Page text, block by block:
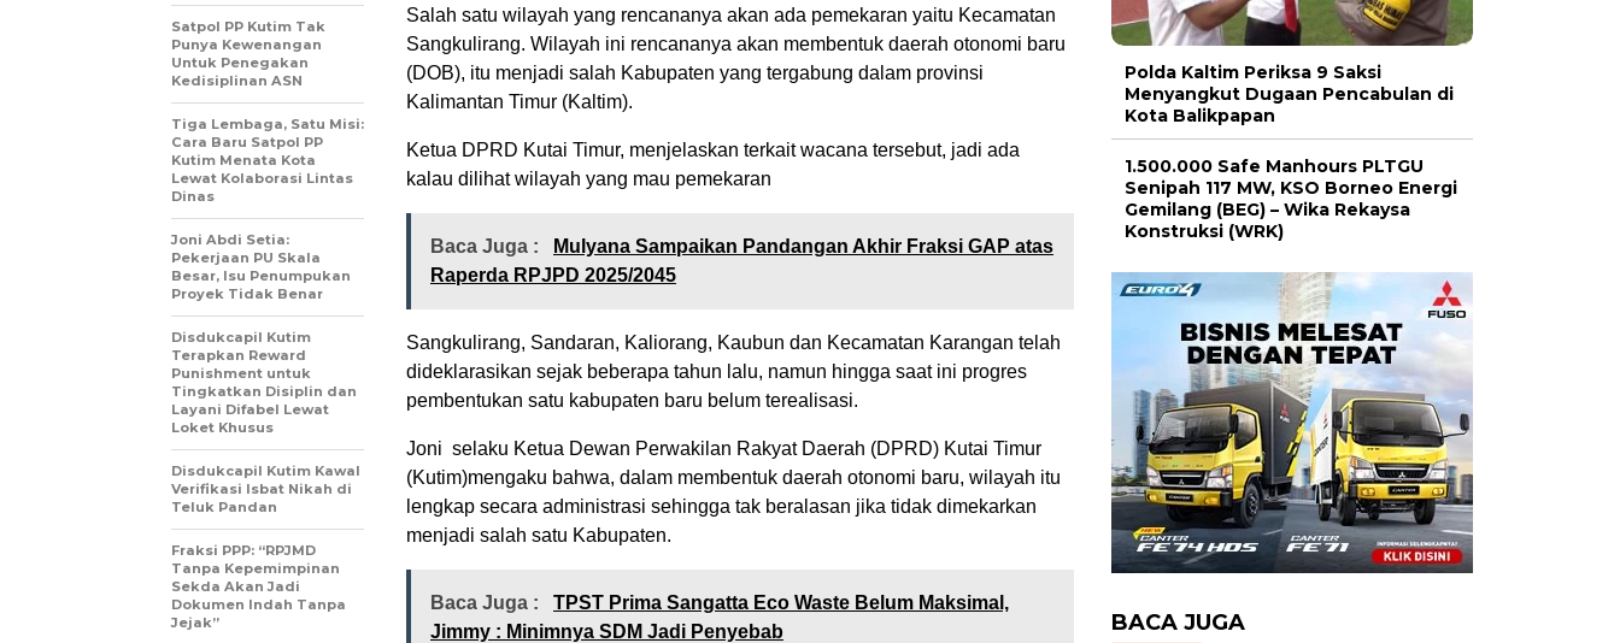
Salah satu wilayah yang rencananya akan ada pemekaran yaitu Kecamatan
Sangkulirang. Wilayah ini rencananya akan membentuk daerah otonomi baru
(DOB), itu menjadi salah Kabupaten yang tergabung dalam provinsi
Kalimantan Timur (Kaltim).
Ketua DPRD Kutai Timur, menjelaskan terkait wacana tersebut, jadi ada
kalau dilihat wilayah yang mau pemekaran
Baca Juga :
Mulyana Sampaikan Pandangan Akhir Fraksi GAP atas
Raperda RPJPD 2025/2045
Sangkulirang, Sandaran, Kaliorang, Kaubun dan Kecamatan Karangan telah
dideklarasikan sejak beberapa tahun lalu, namun hingga saat ini progres
pembentukan satu kabupaten baru belum terealisasi.
Joni selaku Ketua Dewan Perwakilan Rakyat Daerah (DPRD) Kutai Timur
(Kutim)mengaku bahwa, dalam membentuk daerah otonomi baru, wilayah itu
lengkap secara administrasi sehingga tak beralasan jika tidak dimekarkan
menjadi salah satu Kabupaten.
Baca Juga :
TPST Prima Sangatta Eco Waste Belum Maksimal,
Jimmy : Minimnya SDM Jadi Penyebab
Satpol PP Kutim Tak
Punya Kewenangan
Untuk Penegakan
Kedisiplinan ASN
Tiga Lembaga, Satu Misi:
Cara Baru Satpol PP
Kutim Menata Kota
Lewat Kolaborasi Lintas
Dinas
Joni Abdi Setia:
Pekerjaan PU Skala
Besar, Isu Penumpukan
Proyek Tidak Benar
Disdukcapil Kutim
Terapkan Reward
Punishment untuk
Tingkatkan Disiplin dan
Layani Difabel Lewat
Loket Khusus
Disdukcapil Kutim Kawal
Verifikasi Isbat Nikah di
Teluk Pandan
Fraksi PPP: “RPJMD
Tanpa Kepemimpinan
Sekda Akan Jadi
Dokumen Indah Tanpa
Jejak”
Polda Kaltim Periksa 9 Saksi
Menyangkut Dugaan Pencabulan di
Kota Balikpapan
1.500.000 Safe Manhours PLTGU
Senipah 117 MW, KSO Borneo Energi
Gemilang (BEG) – Wika Rekaysa
Konstruksi (WRK)
BACA JUGA